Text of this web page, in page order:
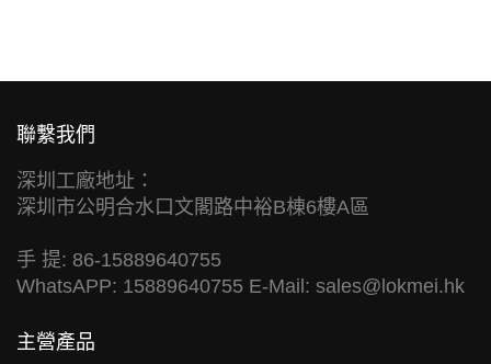
聯繫我們
深圳工廠地址：
深圳市公明合水口文閣路中裕B棟6樓A區
手 提: 86-15889640755
WhatsAPP: 15889640755 E-Mail: sales@lokmei.hk
主營產品